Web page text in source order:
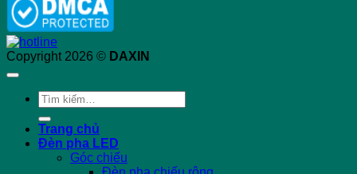
Copyright 2026 © DAXIN
Tìm
kiếm:
Trang chủ
Đèn pha LED
Góc chiếu